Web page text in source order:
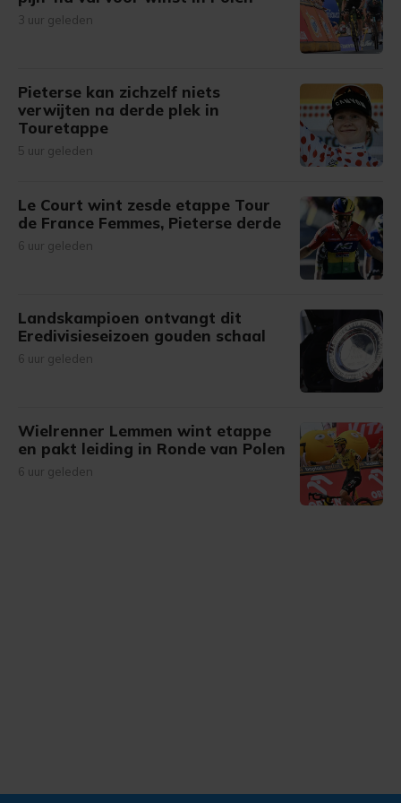
3 uur geleden
Pieterse kan zichzelf niets
verwijten na derde plek in
Touretappe
5 uur geleden
Le Court wint zesde etappe Tour
de France Femmes, Pieterse derde
6 uur geleden
Landskampioen ontvangt dit
Eredivisieseizoen gouden schaal
6 uur geleden
Wielrenner Lemmen wint etappe
en pakt leiding in Ronde van Polen
6 uur geleden